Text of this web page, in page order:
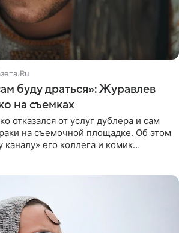
буду драться»: Журавлев
на съемках
отказался от услуг дублера и сам
на съемочной площадке. Об этом
каналу» его коллега и комик